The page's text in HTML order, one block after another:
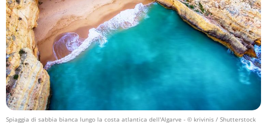
Spiaggia di sabbia bianca lungo la costa atlantica dell'Algarve - © krivinis / Shutterstock